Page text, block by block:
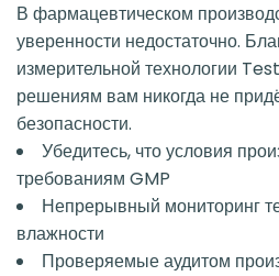
В фармацевтическом
уверенности недостаточно.
измерительной технологии
решениям вам никогда не
безопасности.
Убедитесь, что условия
требованиям GMP
Непрерывный мониторинг
влажности
Проверяемые аудитом